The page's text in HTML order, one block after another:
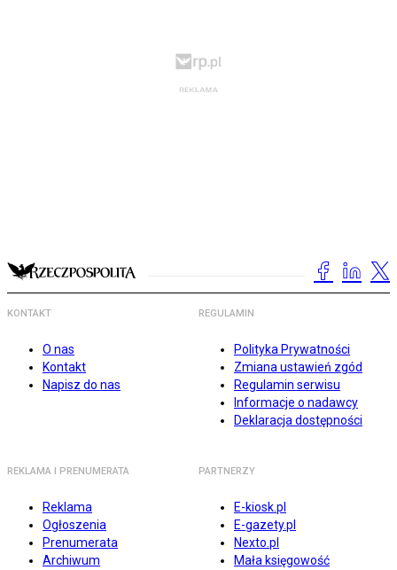
KONTAKT
O nas
Kontakt
Napisz do nas
REGULAMIN
Polityka Prywatności
Zmiana ustawień zgód
Regulamin serwisu
Informacje o nadawcy
Deklaracja dostępności
REKLAMA I PRENUMERATA
Reklama
Ogłoszenia
Prenumerata
Archiwum
PARTNERZY
E-kiosk.pl
E-gazety.pl
Nexto.pl
Mała księgowość